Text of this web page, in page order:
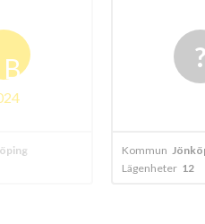
Kommun
Lägenheter 8